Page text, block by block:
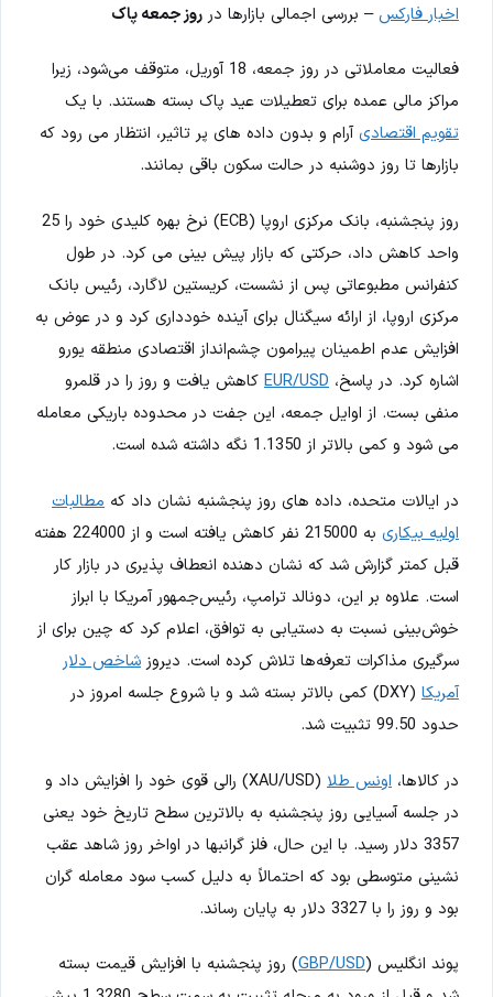
اخبار فارکس – بررسی اجمالی بازارها در روز جمعه پاک
فعالیت معاملاتی در روز جمعه، 18 آوریل، متوقف می‌شود، زیرا
مراکز مالی عمده برای تعطیلات عید پاک بسته هستند. با یک
تقویم اقتصادی آرام و بدون داده های پر تاثیر، انتظار می رود که
بازارها تا روز دوشنبه در حالت سکون باقی بمانند.
روز پنجشنبه، بانک مرکزی اروپا (ECB) نرخ بهره کلیدی خود را 25
واحد کاهش داد، حرکتی که بازار پیش بینی می کرد. در طول
کنفرانس مطبوعاتی پس از نشست، کریستین لاگارد، رئیس بانک
مرکزی اروپا، از ارائه سیگنال برای آینده خودداری کرد و در عوض به
افزایش عدم اطمینان پیرامون چشم‌انداز اقتصادی منطقه یورو
اشاره کرد. در پاسخ، EUR/USD کاهش یافت و روز را در قلمرو
منفی بست. از اوایل جمعه، این جفت در محدوده باریکی معامله
می شود و کمی بالاتر از 1.1350 نگه داشته شده است.
در ایالات متحده، داده های روز پنجشنبه نشان داد که مطالبات
اولیه بیکاری
به 215000 نفر کاهش یافته است و از 224000 هفته
قبل کمتر گزارش شد که نشان دهنده انعطاف پذیری در بازار کار
است. علاوه بر این، دونالد ترامپ، رئیس‌جمهور آمریکا با ابراز
خوش‌بینی نسبت به دستیابی به توافق، اعلام کرد که چین برای از
سرگیری مذاکرات تعرفه‌ها تلاش کرده است. دیروز شاخص دلار
آمریکا
(DXY) کمی بالاتر بسته شد و با شروع جلسه امروز در
حدود 99.50 تثبیت شد.
در کالاها، اونس طلا
(XAU/USD) رالی قوی خود را افزایش داد و
در جلسه آسیایی روز پنجشنبه به بالاترین سطح تاریخ خود یعنی
3357 دلار رسید. با این حال، فلز گرانبها در اواخر روز شاهد عقب
نشینی متوسطی بود که احتمالاً به دلیل کسب سود معامله گران
بود و روز را با 3327 دلار به پایان رساند.
پوند انگلیس (GBP/USD) روز پنجشنبه با افزایش قیمت بسته